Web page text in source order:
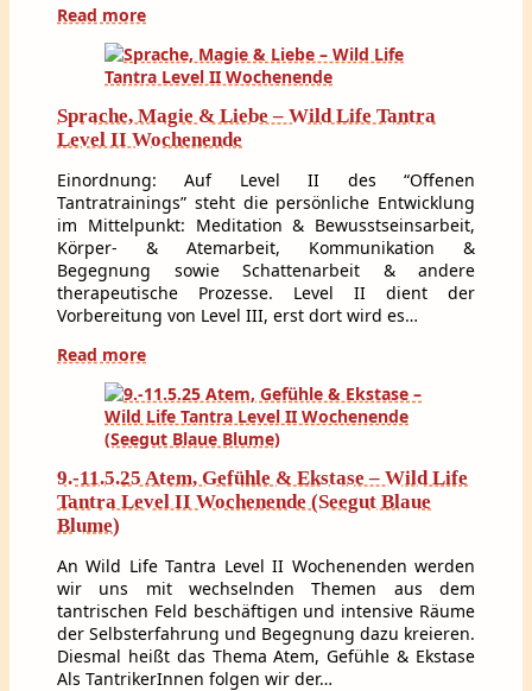
Read more
Sprache, Magie & Liebe – Wild Life Tantra
Level II Wochenende
Einordnung: Auf Level II des “Offenen
Tantratrainings” steht die persönliche Entwicklung
im Mittelpunkt: Meditation & Bewusstseinsarbeit,
Körper- & Atemarbeit, Kommunikation &
Begegnung sowie Schattenarbeit & andere
therapeutische Prozesse. Level II dient der
Vorbereitung von Level III, erst dort wird es…
Read more
9.-11.5.25 Atem, Gefühle & Ekstase – Wild Life
Tantra Level II Wochenende (Seegut Blaue
Blume)
An Wild Life Tantra Level II Wochenenden werden
wir uns mit wechselnden Themen aus dem
tantrischen Feld beschäftigen und intensive Räume
der Selbsterfahrung und Begegnung dazu kreieren.
Diesmal heißt das Thema Atem, Gefühle & Ekstase
Als TantrikerInnen folgen wir der…